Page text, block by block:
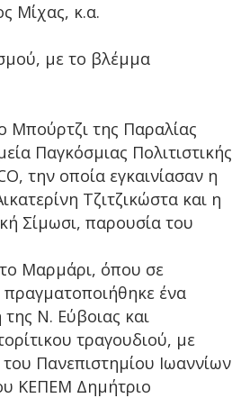
Μίχας, κ.α.
με το βλέμμα
Μπούρτζι της Παραλίας
Παγκόσμιας Πολιτιστικής
την οποία εγκαινίασαν η
Τζιτζικώστα και η
Σίμωσι, παρουσία του
Μαρμάρι, όπου σε
ένα
Ν. Εύβοιας και
τραγουδιού, με
Πανεπιστημίου Ιωαννίων
ΚΕΠΕΜ Δημήτριο